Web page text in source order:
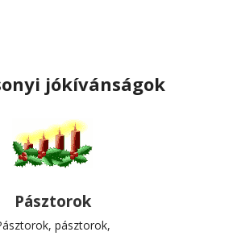
jókívánságok
Pásztorok
pásztorok,